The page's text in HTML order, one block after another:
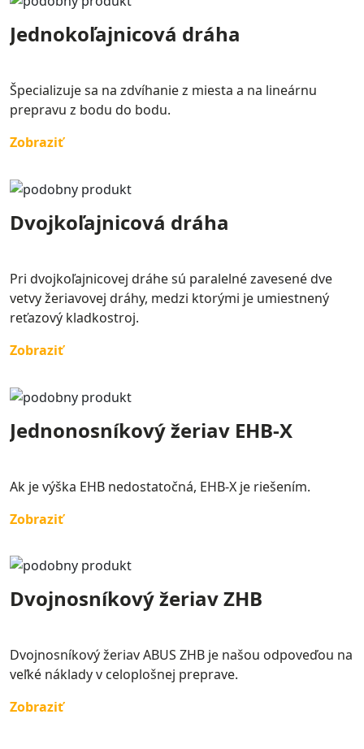
Jednokoľajnicová dráha
Špecializuje sa na zdvíhanie z miesta a na lineárnu
prepravu z bodu do bodu.
Zobraziť
Dvojkoľajnicová dráha
Pri dvojkoľajnicovej dráhe sú paralelné zavesené dve
vetvy žeriavovej dráhy, medzi ktorými je umiestnený
reťazový kladkostroj.
Zobraziť
Jednonosníkový žeriav EHB-X
Ak je výška EHB nedostatočná, EHB-X je riešením.
Zobraziť
Dvojnosníkový žeriav ZHB
Dvojnosníkový žeriav ABUS ZHB je našou odpoveďou na
veľké náklady v celoplošnej preprave.
Zobraziť